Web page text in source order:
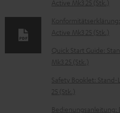
e
n
t
e
z
u
m
H
Active Mk3 25 (Stk.)
Active Mk3 25 (Stk.)
Quick Start Guide:
Mk3 25 (Stk.)
Safety Booklet:
25 (Stk.)
Bedienungsanleitung: